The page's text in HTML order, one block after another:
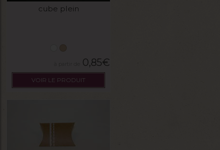
cube plein
0,85€
VOIR LE PRODUIT